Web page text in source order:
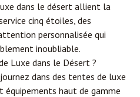
dans le désert allient la
cinq étoiles, des
personnalisée qui
inoubliable.
Luxe dans le Désert ?
dans des tentes de luxe
équipements haut de gamme